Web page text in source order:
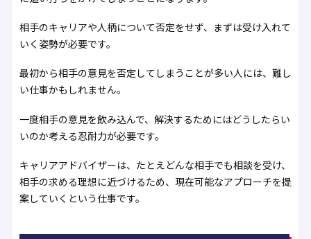
相手のキャリアや人柄について否定をせず、まずは受け入れて
いく姿勢が必要です。
最初から相手の意見を否定してしまうことが多い人には、難し
い仕事かもしれません。
一度相手の意見を飲み込んで、解決するためにはどうしたらい
いのか考える忍耐力が必要です。
キャリアアドバイザーは、たとえどんな相手でも相談を受け、
相手の求める理想に近づけるため、現在可能なアプローチを提
案していくという仕事です。